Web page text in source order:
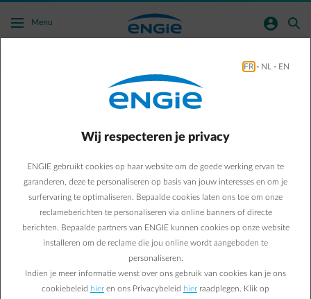
Ga naar de hoofdinhoud
Menu normal-account-circle search
Praktische informatieopleidingen
FR - NL - EN
Wij respecteren je privacy
ENGIE gebruikt cookies op haar website om de goede werking ervan te
garanderen, deze te personaliseren op basis van jouw interesses en om je
surfervaring te optimaliseren. Bepaalde cookies laten ons toe om onze
reclameberichten te personaliseren via online banners of directe
berichten. Bepaalde partners van ENGIE kunnen cookies op onze website
installeren om de reclame die jou online wordt aangeboden te
personaliseren.
Indien je meer informatie wenst over ons gebruik van cookies kan je ons
cookiebeleid hier en ons Privacybeleid hier raadplegen. Klik op